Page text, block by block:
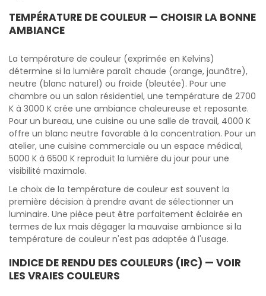
TEMPÉRATURE DE COULEUR — CHOISIR LA BONNE
AMBIANCE
La température de couleur (exprimée en Kelvins)
détermine si la lumière paraît chaude (orange, jaunâtre),
neutre (blanc naturel) ou froide (bleutée). Pour une
chambre ou un salon résidentiel, une température de 2700
K à 3000 K crée une ambiance chaleureuse et reposante.
Pour un bureau, une cuisine ou une salle de travail, 4000 K
offre un blanc neutre favorable à la concentration. Pour un
atelier, une cuisine commerciale ou un espace médical,
5000 K à 6500 K reproduit la lumière du jour pour une
visibilité maximale.
Le choix de la température de couleur est souvent la
première décision à prendre avant de sélectionner un
luminaire. Une pièce peut être parfaitement éclairée en
termes de lux mais dégager la mauvaise ambiance si la
température de couleur n'est pas adaptée à l'usage.
INDICE DE RENDU DES COULEURS (IRC) — VOIR
LES VRAIES COULEURS